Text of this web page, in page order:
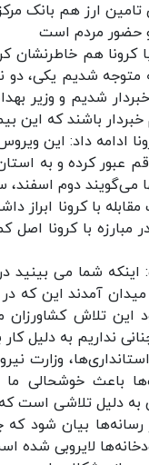
ارز هم بانک
و حضور مردم است
با کرونا هم
دولت ۳۰ بهمن خبردار
باشند که این
عبور کرده و به
می‌گویند دوم
با کرونا ابراز
مبارزه با کرونا
شما می بینید
آمدند این که
این تلاش
نداریم به دلیل کار
وزارت
باعث خوشحالی ما
به دلیل تلاشی است
رسانه‌ها بیان شود
لایروبی